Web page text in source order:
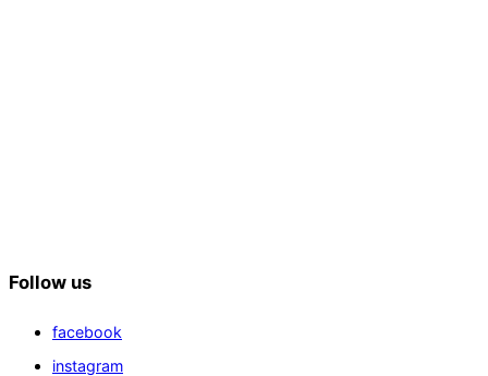
Follow us
facebook
instagram